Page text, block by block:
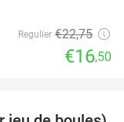
Regulier €22,75
€16,50